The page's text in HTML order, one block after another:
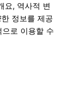
요, 역사적 변
정보를 제공
로 이용할 수